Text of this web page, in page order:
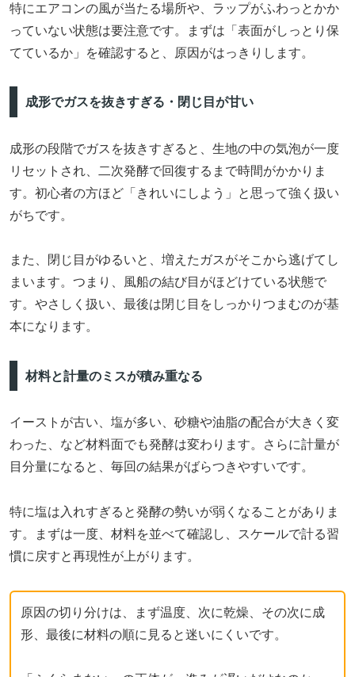
特にエアコンの風が当たる場所や、ラップがふわっとかか
っていない状態は要注意です。まずは「表面がしっとり保
てているか」を確認すると、原因がはっきりします。
成形でガスを抜きすぎる・閉じ目が甘い
成形の段階でガスを抜きすぎると、生地の中の気泡が一度
リセットされ、二次発酵で回復するまで時間がかかりま
す。初心者の方ほど「きれいにしよう」と思って強く扱い
がちです。
また、閉じ目がゆるいと、増えたガスがそこから逃げてし
まいます。つまり、風船の結び目がほどけている状態で
す。やさしく扱い、最後は閉じ目をしっかりつまむのが基
本になります。
材料と計量のミスが積み重なる
イーストが古い、塩が多い、砂糖や油脂の配合が大きく変
わった、など材料面でも発酵は変わります。さらに計量が
目分量になると、毎回の結果がばらつきやすいです。
特に塩は入れすぎると発酵の勢いが弱くなることがありま
す。まずは一度、材料を並べて確認し、スケールで計る習
慣に戻すと再現性が上がります。
原因の切り分けは、まず温度、次に乾燥、その次に成
形、最後に材料の順に見ると迷いにくいです。